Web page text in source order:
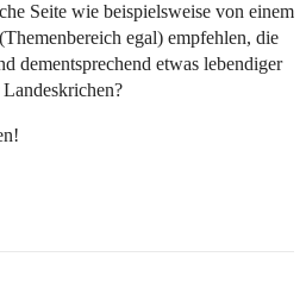
Seite wie beispielsweise von einem
egal) empfehlen, die
dementsprechend etwas lebendiger
Landeskrichen?